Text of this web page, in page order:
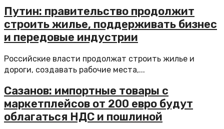
Путин: правительство продолжит
строить жилье, поддерживать бизнес
и передовые индустрии
Российские власти продолжат строить жилье и
дороги, создавать рабочие места,...
Сазанов: импортные товары с
маркетплейсов от 200 евро будут
облагаться НДС и пошлиной